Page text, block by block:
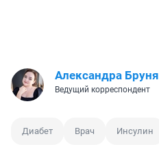
Александра Бруня
Ведущий корреспондент
Диабет Врач Инсулин